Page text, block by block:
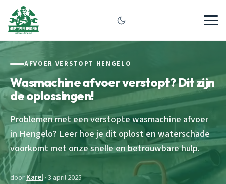
AFVOER VERSTOPT HENGELO
Wasmachine afvoer verstopt? Dit zijn
de oplossingen!
Problemen met een verstopte wasmachine afvoer
in Hengelo? Leer hoe je dit oplost en waterschade
voorkomt met onze snelle en betrouwbare hulp.
doorKarel· 3 april 2025